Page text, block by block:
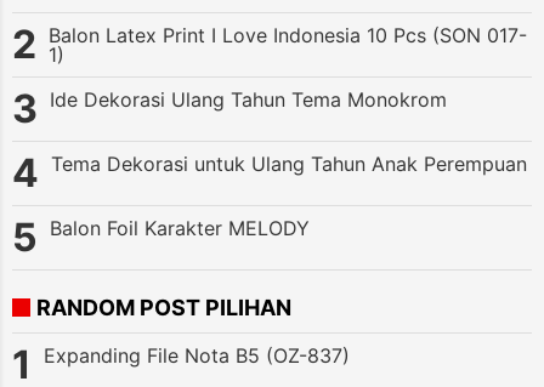
Balon Latex Print I Love Indonesia 10 Pcs (SON 017-
1)
Ide Dekorasi Ulang Tahun Tema Monokrom
Tema Dekorasi untuk Ulang Tahun Anak Perempuan
Balon Foil Karakter MELODY
RANDOM POST PILIHAN
Expanding File Nota B5 (OZ-837)